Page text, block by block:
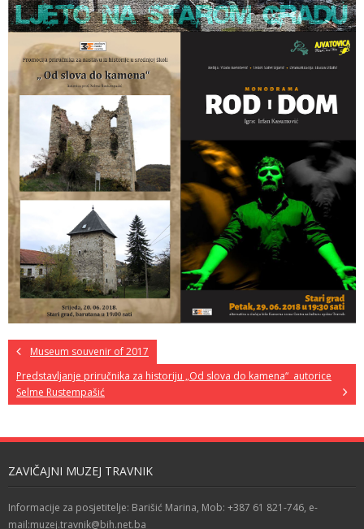
Museum souvenir of 2017
Predstavljanje priručnika za historiju „Od slova do kamena“ autorice
Selme Rustempašić
ZAVIČAJNI MUZEJ TRAVNIK
Informacije za posjetitelje: Barišić Marina, Mob: +387 61 821-746, e-
mail:muzej.travnik@bih.net.ba